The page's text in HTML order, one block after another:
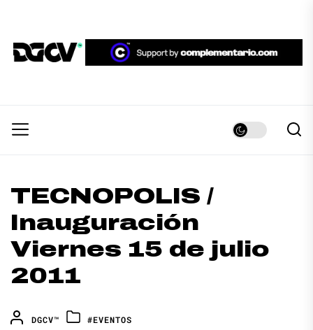
the
content
DGCV™
TECNOPOLIS /
Inauguración
Viernes 15 de julio
2011
DGCV™ #EVENTOS